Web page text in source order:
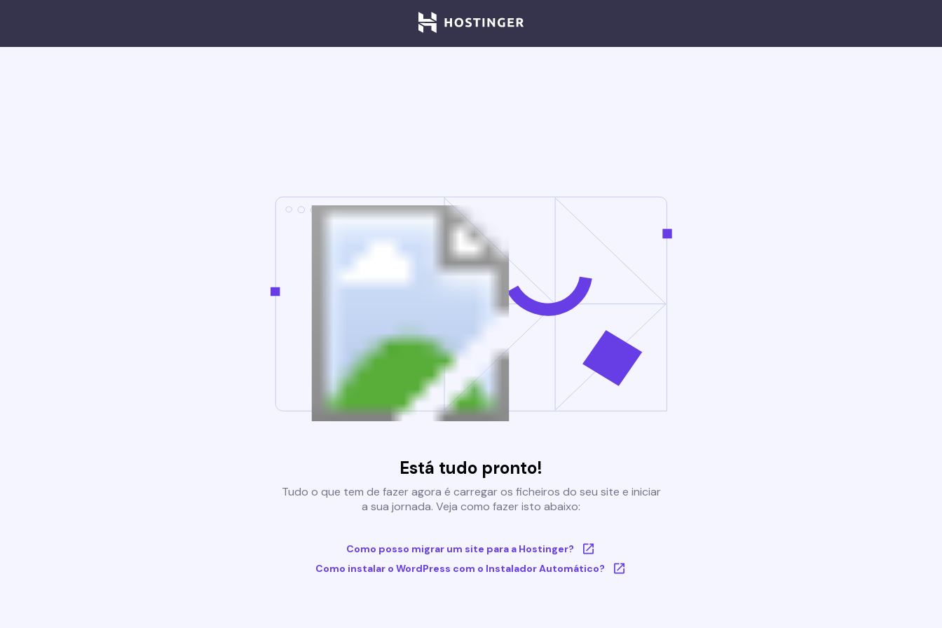
Está tudo pronto!
Tudo o que tem de fazer agora é carregar os ficheiros do seu site e iniciar
a sua jornada. Veja como fazer isto abaixo:
Como posso migrar um site para a Hostinger?
Como instalar o WordPress com o Instalador Automático?